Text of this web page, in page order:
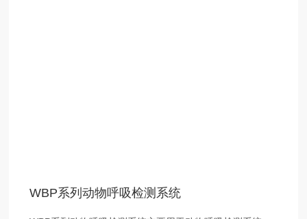
WBP系列动物呼吸检测系统